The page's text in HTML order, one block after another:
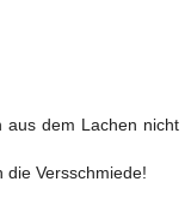
aus dem Lachen nicht
die Versschmiede!